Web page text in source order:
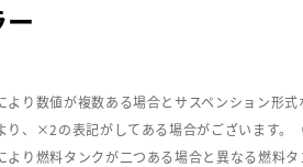
より数値が複数ある場合とサスペンション形
り、×2の表記がしてある場合がございます。
より燃料タンクが二つある場合と異なる燃料タ